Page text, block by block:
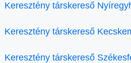
Keresztény társkereső
Keresztény társkereső
Keresztény társkereső